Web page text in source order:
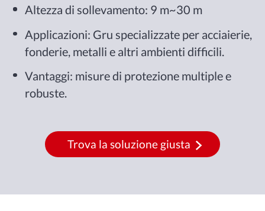
Altezza di sollevamento: 9 m~30 m
Applicazioni: Gru specializzate per acciaierie,
fonderie, metalli e altri ambienti difficili.
Vantaggi: misure di protezione multiple e
robuste.
Trova la soluzione giusta